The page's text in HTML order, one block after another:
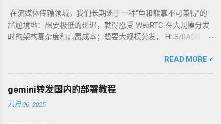
被配置在一个节点中协同工作，共同构建出一
个高度伪装、难以被识别的安全代理服务。 可
以集成吗？ 当然可以！ 一个典型的、强大的
和 xhttp 完美地集成在一起。而 anytls，则是实
现这一切的底层基石。 团队成员解析：每个技
术负责什么？ 为了更好地理解，让我们把建立
在流媒体传输领域，我们长期处于一种“鱼和熊掌不可兼得”的
尴尬境地：想要极低的延迟，就得忍受 WebRTC 在大规模分发
时的架构复杂度和高昂成本；想要大规模分发， HLS/DASH 这
正式成为 RFC 9000 后，Google 及其背后的 IETF 工作组抛出了
一个新的答案： Media over QUIC (MoQ) 。它不仅仅是一个新
协议，更是一场关于“实时性”与“扩展性”如何统一的范式革命。
一、 历史的包袱：为什么我们需要 MoQ？ 在深入 MoQ 之前，
我们先看一眼现有的“两座大山”： RTMP/HTTP-FLV/HLS (基于
READ MORE »
gemini转发国内的部署教程
八月 06, 2025